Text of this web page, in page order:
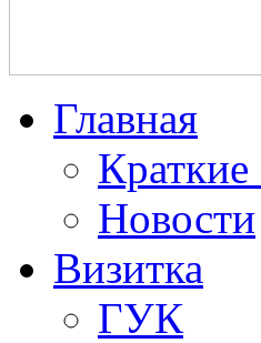
Главная
Краткие
Новости
Визитка
ГУК